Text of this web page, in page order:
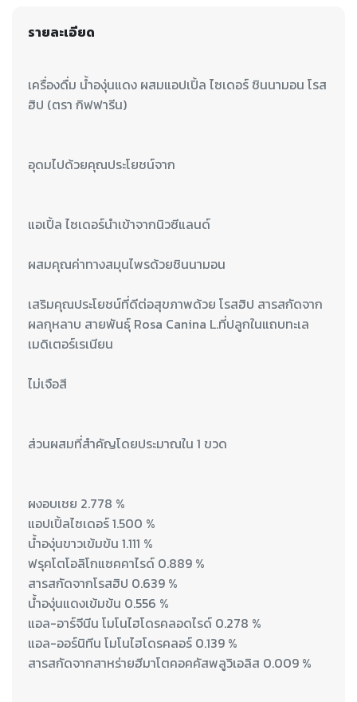
รายละเอียด
เครื่องดื่ม น้ำองุ่นแดง ผสมแอปเปิ้ล ไซเดอร์ ชินนามอน โรส
อุดมไปด้วยคุณประโยชน์จาก
แอเปิ้ล ไซเดอร์นำเข้าจากนิวซีแลนด์
ผสมคุณค่าทางสมุนไพรด้วยชินนามอน
เสริมคุณประโยชน์ที่ดีต่อสุขภาพด้วย โรสฮิป สารสกัดจาก
ผลกุหลาบ สายพันธุ์ Rosa Canina L.ที่ปลูกในแถบทะเล
เมดิเตอร์เรเนียน
ไม่เจือสี
ส่วนผสมที่สำคัญโดยประมาณใน 1 ขวด
ผงอบเชย 2.778 %
แอปเปิ้ลไซเดอร์ 1.500 %
น้ำองุ่นขาวเข้มข้น 1.111 %
ฟรุคโตโอลิโกแซคคาไรด์ 0.889 %
สารสกัดจากโรสฮิป 0.639 %
น้ำองุ่นแดงเข้มข้น 0.556 %
แอล-อาร์จีนีน โมโนไฮโดรคลอดไรด์ 0.278 %
แอล-ออร์นิทีน โมโนไฮโดรคลอร์ 0.139 %
สารสกัดจากสาหร่ายฮีมาโตคอคคัสพลูวิเอลิส 0.009 %